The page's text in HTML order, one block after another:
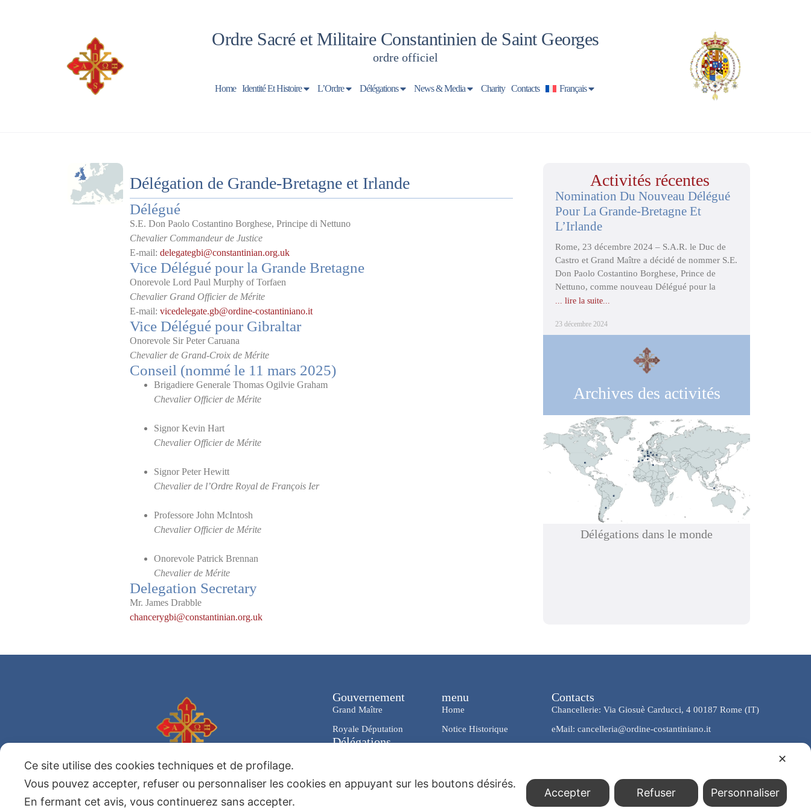
Ordre Sacré et Militaire Constantinien de Saint Georges
ordre officiel
Home Identité Et Histoire L’Ordre Délégations News & Media Charity Contacts Français
Délégation de Grande-Bretagne et Irlande
Délégué
S.E. Don Paolo Costantino Borghese, Principe di Nettuno
Chevalier Commandeur de Justice
E-mail:delegategbi@constantinian.org.uk
Vice Délégué pour la Grande Bretagne
Onorevole Lord Paul Murphy of Torfaen
Chevalier Grand Officierde Mérite
E-mail:vicedelegate.gb@ordine-costantiniano.it
Vice Délégué pour Gibraltar
Onorevole Sir Peter Caruana
Chevalier de Grand-Croix de Mérite
Conseil (nommé le 11 mars 2025)
Brigadiere Generale Thomas Ogilvie Graham
Chevalier Officier de Mérite
Signor Kevin Hart
Chevalier Officier de Mérite
Signor Peter Hewitt
Chevalier de l’Ordre Royal de François Ier
Professore John McIntosh
Chevalier Officier de Mérite
Onorevole Patrick Brennan
Chevalier de Mérite
Delegation Secretary
Mr. James Drabble
chancerygbi@constantinian.org.uk
Activités récentes
Nomination Du Nouveau Délégué
Pour La Grande-Bretagne Et
L’Irlande
Rome, 23 décembre 2024 – S.A.R. le Duc de
Castro et Grand Maître a décidé de nommer S.E.
Don Paolo Costantino Borghese, Prince de
Nettuno, comme nouveau Délégué pour la
... lire la suite...
23 décembre 2024
Archives des activités
Délégations dans le monde
Ordre Sacré et Militaire
Constantinien de Saint Georges
Gouvernement
Grand Maître
Royale Députation
Délégations
menu
Home
Notice Historique
Contacts
Contacts
Chancellerie: Via Giosuè Carducci, 4 00187 Rome (IT)
eMail: cancelleria@ordine-costantiniano.it
✕
Ce site utilise des cookies techniques et de profilage.
Vous pouvez accepter, refuser ou personnaliser les cookies en appuyant sur les boutons désirés.
En fermant cet avis, vous continuerez sans accepter.
Accepter Refuser Personnaliser